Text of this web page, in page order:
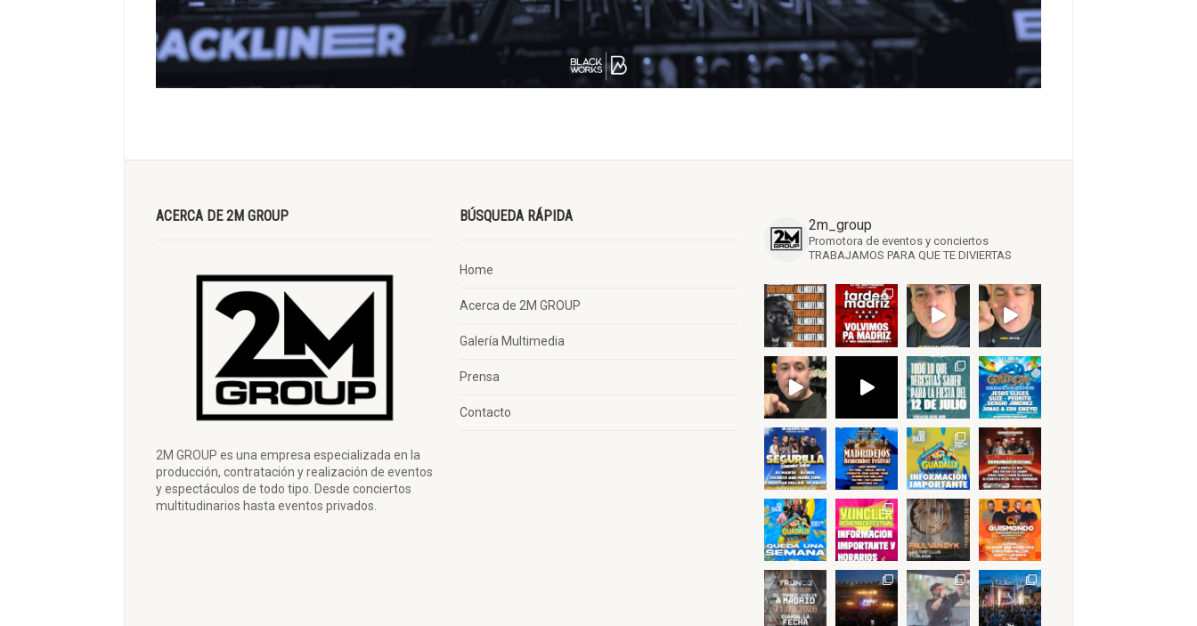
ACERCA DE 2M GROUP
2M GROUP es una empresa especializada en la
producción, contratación y realización de eventos
y espectáculos de todo tipo. Desde conciertos
multitudinarios hasta eventos privados.
BÚSQUEDA RÁPIDA
Home
Acerca de 2M GROUP
Galería Multimedia
Prensa
Contacto
2m_group
Promotora de eventos y conciertos
TRABAJAMOS PARA QUE TE DIVIERTAS